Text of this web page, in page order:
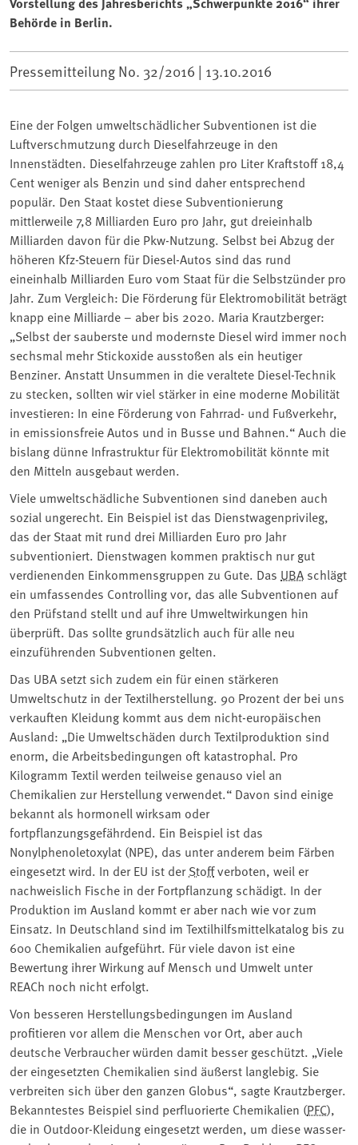
Behörde in Berlin.
Pressemitteilung No. 32/2016 | 13.10.2016
Eine der Folgen umweltschädlicher Subventionen ist die
Luftverschmutzung durch Dieselfahrzeuge in den
Innenstädten. Dieselfahrzeuge zahlen pro Liter Kraftstoff 18,4
Cent weniger als Benzin und sind daher entsprechend
populär. Den Staat kostet diese Subventionierung
mittlerweile 7,8 Milliarden Euro pro Jahr, gut dreieinhalb
Milliarden davon für die Pkw-Nutzung. Selbst bei Abzug der
höheren Kfz-Steuern für Diesel-Autos sind das rund
eineinhalb Milliarden Euro vom Staat für die Selbstzünder pro
Jahr. Zum Vergleich: Die Förderung für Elektromobilität beträgt
knapp eine Milliarde – aber bis 2020. Maria Krautzberger:
„Selbst der sauberste und modernste Diesel wird immer noch
sechsmal mehr Stickoxide ausstoßen als ein heutiger
Benziner. Anstatt Unsummen in die veraltete Diesel-Technik
zu stecken, sollten wir viel stärker in eine moderne Mobilität
investieren: In eine Förderung von Fahrrad- und Fußverkehr,
in emissionsfreie Autos und in Busse und Bahnen.“ Auch die
bislang dünne Infrastruktur für Elektromobilität könnte mit
den Mitteln ausgebaut werden.
Viele umweltschädliche Subventionen sind daneben auch
sozial ungerecht. Ein Beispiel ist das Dienstwagenprivileg,
das der Staat mit rund drei Milliarden Euro pro Jahr
subventioniert. Dienstwagen kommen praktisch nur gut
verdienenden Einkommensgruppen zu Gute. Das UBA schlägt
ein umfassendes Controlling vor, das alle Subventionen auf
den Prüfstand stellt und auf ihre Umweltwirkungen hin
überprüft. Das sollte grundsätzlich auch für alle neu
einzuführenden Subventionen gelten.
Das UBA setzt sich zudem ein für einen stärkeren
Umweltschutz in der Textilherstellung. 90 Prozent der bei uns
verkauften Kleidung kommt aus dem nicht-europäischen
Ausland: „Die Umweltschäden durch Textilproduktion sind
enorm, die Arbeitsbedingungen oft katastrophal. Pro
Kilogramm Textil werden teilweise genauso viel an
Chemikalien zur Herstellung verwendet.“ Davon sind einige
bekannt als hormonell wirksam oder
fortpflanzungsgefährdend. Ein Beispiel ist das
Nonylphenoletoxylat (NPE), das unter anderem beim Färben
eingesetzt wird. In der EU ist derStoffverboten, weil er
nachweislich Fische in der Fortpflanzung schädigt. In der
Produktion im Ausland kommt er aber nach wie vor zum
Einsatz. In Deutschland sind im Textilhilfsmittelkatalog bis zu
600 Chemikalien aufgeführt. Für viele davon ist eine
Bewertung ihrer Wirkung auf Mensch und Umwelt unter
REACh noch nicht erfolgt.
Von besseren Herstellungsbedingungen im Ausland
profitieren vor allem die Menschen vor Ort, aber auch
deutsche Verbraucher würden damit besser geschützt. „Viele
der eingesetzten Chemikalien sind äußerst langlebig. Sie
verbreiten sich über den ganzen Globus“, sagte Krautzberger.
Bekanntestes Beispiel sind perfluorierte Chemikalien (PFC),
die in Outdoor-Kleidung eingesetzt werden, um diese wasser-